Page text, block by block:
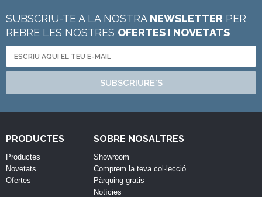
SUBSCRIU-TE A LA NOSTRA NEWSLETTER PER
REBRE LES NOSTRES OFERTES I NOVETATS
SUBSCRIURE'S
PRODUCTES
Productes
Novetats
Ofertes
SOBRE NOSALTRES
Showroom
Comprem la teva col·lecció
Pàrquing gratis
Notícies